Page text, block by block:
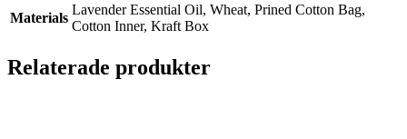
Materials
Lavender Essential Oil, Wheat, Prined Cotton Bag,
Cotton Inner, Kraft Box
Relaterade produkter